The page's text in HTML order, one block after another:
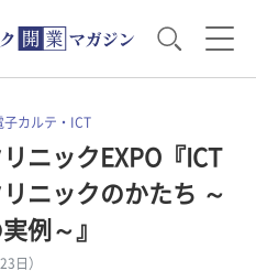
運営・経営のポイント
開業準備で大事なこと
子カルテ・ICT
ニックEXPO『ICT
ニックのかたち ～
例～』
日）